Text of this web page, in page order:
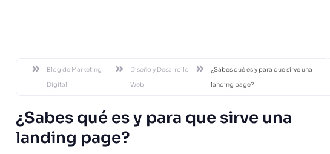
Blog de Marketing
Digital
Diseño y Desarrollo
Web
¿Sabes qué es y para que sirve una
landing page?
¿Sabes qué es y para que sirve una
landing page?